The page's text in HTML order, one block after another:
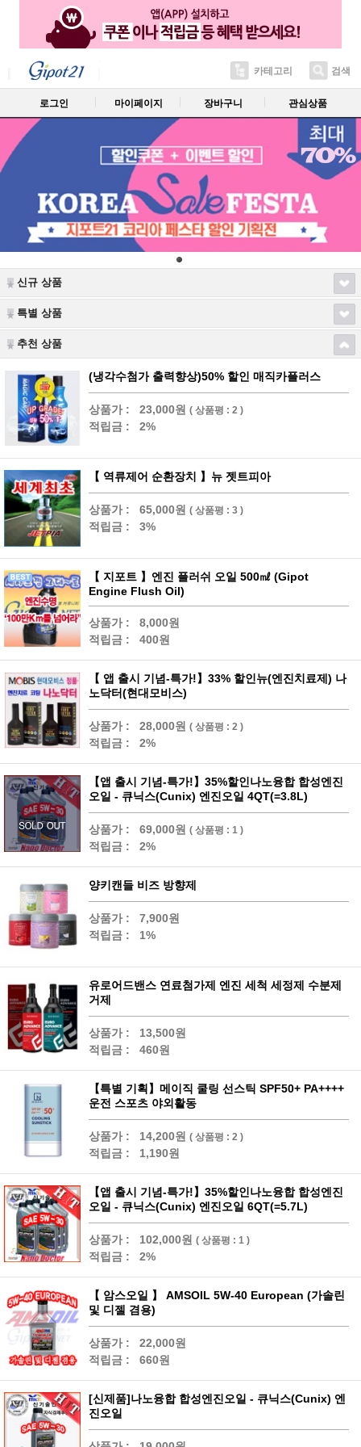
카테고리 검색
로그인 마이페이지 장바구니 관심상품
신규 상품
특별 상품
추천 상품
(냉각수첨가 출력향상)50% 할인 매직카플러스
상품가 : 23,000원 ( 상품평 : 2 )
적립금 : 2%
【 역류제어 순환장치 】뉴 젯트피아
상품가 : 65,000원 ( 상품평 : 3 )
적립금 : 3%
【 지포트 】엔진 플러쉬 오일 500㎖ (Gipot
Engine Flush Oil)
상품가 :
8,000원
적립금 :
400원
【 앱 출시 기념-특가!】33% 할인뉴(엔진치료제) 나
노닥터(현대모비스)
상품가 : 28,000원 ( 상품평 : 2 )
적립금 : 2%
【앱 출시 기념-특가!】35%할인나노융합 합성엔진
오일 - 큐닉스(Cunix) 엔진오일 4QT(=3.8L)
상품가 : 69,000원 ( 상품평 : 1 )
적립금 : 2%
양키캔들 비즈 방향제
상품가 :
7,900원
적립금 :
1%
유로어드밴스 연료첨가제 엔진 세척 세정제 수분제
거제
상품가 :
13,500원
적립금 :
460원
【특별 기획】메이직 쿨링 선스틱 SPF50+ PA++++
운전 스포츠 야외활동
상품가 : 14,200원 ( 상품평 : 2 )
적립금 : 1,190원
【앱 출시 기념-특가!】35%할인나노융합 합성엔진
오일 - 큐닉스(Cunix) 엔진오일 6QT(=5.7L)
상품가 : 102,000원 ( 상품평 : 1 )
적립금 : 2%
【 암스오일 】 AMSOIL 5W-40 European (가솔린
및 디젤 겸용)
상품가 :
22,000원
적립금 :
660원
[신제품]나노융합 합성엔진오일 - 큐닉스(Cunix) 엔
진오일